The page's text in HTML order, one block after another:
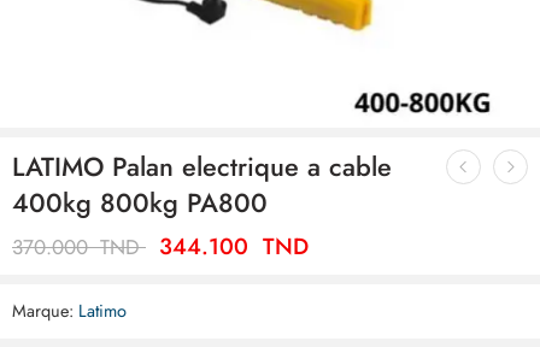
LATIMO Palan electrique a cable
400kg 800kg PA800
370.000TND 344.100 TND
Marque: Latimo